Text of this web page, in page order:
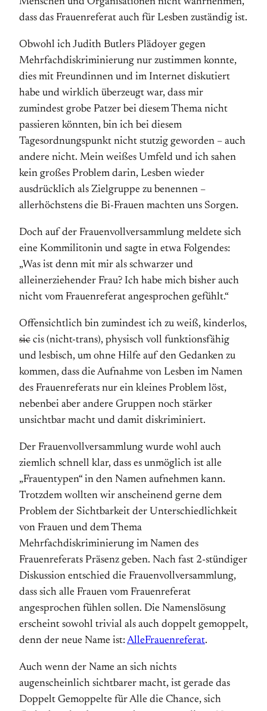
dass das Frauenreferat auch für Lesben zuständig ist.
Obwohl ich Judith Butlers Plädoyer gegen
Mehrfachdiskriminierung nur zustimmen konnte,
dies mit Freundinnen und im Internet diskutiert
habe und wirklich überzeugt war, dass mir
zumindest grobe Patzer bei diesem Thema nicht
passieren könnten, bin ich bei diesem
Tagesordnungspunkt nicht stutzig geworden – auch
andere nicht. Mein weißes Umfeld und ich sahen
kein großes Problem darin, Lesben wieder
ausdrücklich als Zielgruppe zu benennen –
allerhöchstens die Bi-Frauen machten uns Sorgen.
Doch auf der Frauenvollversammlung meldete sich
eine Kommilitonin und sagte in etwa Folgendes:
„Was ist denn mit mir als schwarzer und
alleinerziehender Frau? Ich habe mich bisher auch
nicht vom Frauenreferat angesprochen gefühlt.“
Offensichtlich bin zumindest ich zu weiß, kinderlos,
sic cis (nicht-trans), physisch voll funktionsfähig
und lesbisch, um ohne Hilfe auf den Gedanken zu
kommen, dass die Aufnahme von Lesben im Namen
des Frauenreferats nur ein kleines Problem löst,
nebenbei aber andere Gruppen noch stärker
unsichtbar macht und damit diskriminiert.
Der Frauenvollversammlung wurde wohl auch
ziemlich schnell klar, dass es unmöglich ist alle
„Frauentypen“ in den Namen aufnehmen kann.
Trotzdem wollten wir anscheinend gerne dem
Problem der Sichtbarkeit der Unterschiedlichkeit
von Frauen und dem Thema
Mehrfachdiskriminierung im Namen des
Frauenreferats Präsenz geben. Nach fast 2-stündiger
Diskussion entschied die Frauenvollversammlung,
dass sich alle Frauen vom Frauenreferat
angesprochen fühlen sollen. Die Namenslösung
erscheint sowohl trivial als auch doppelt gemoppelt,
denn der neue Name ist:AlleFrauenreferat.
Auch wenn der Name an sich nichts
augenscheinlich sichtbarer macht, ist gerade das
Doppelt Gemoppelte für Alle die Chance, sich